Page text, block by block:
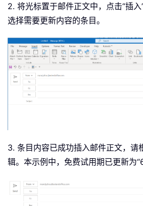
2. 将光标置于邮件正文中，点击“插入
选择需要更新内容的条目。
3. 条目内容已成功插入邮件正文，请
辑。本示例中，免费试用期已更新为